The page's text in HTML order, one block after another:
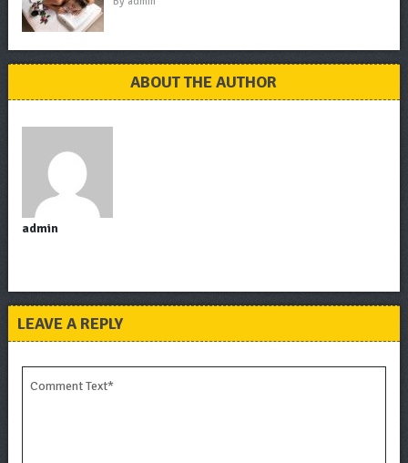
ABOUT THE AUTHOR
admin
LEAVE A REPLY